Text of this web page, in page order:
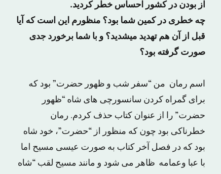
از بودن در کشور احساس خطر کردید.
چه خطری در کمین شما بود؟ منظورم این است که آیا
قبل از آن هم تهدید میشدید؟ و با شما برخورد جدی
صورت گرفته بود؟
اسم رمان من “سفر شب و ظهور حضرت” بود که
برای گمراه کردن سانسورچی های شاه “ظهور
حضرت” را از عنوان کتاب حذف کردم. رمان
خطرناکی بود چون که منظور از “حضرت”، خود شاه
بود که در فصل آخر کتاب به صورت عیسی مسیح اما
با عبا وعمامه ظاهر می شود و مانند مسیح لقب “شاه